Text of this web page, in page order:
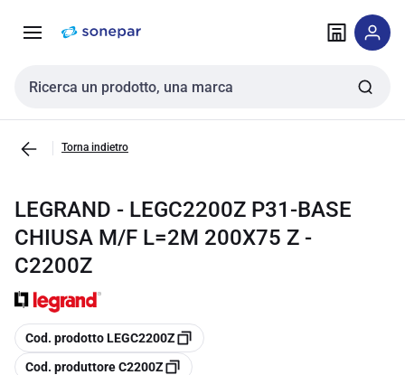
navigazione alla
Cerca input
Torna indietro
LEGRAND - LEGC2200Z P31-BASE
CHIUSA M/F L=2M 200X75 Z -
C2200Z
copia
Cod. prodotto LEGC2200Z
copia
Cod. produttore C2200Z